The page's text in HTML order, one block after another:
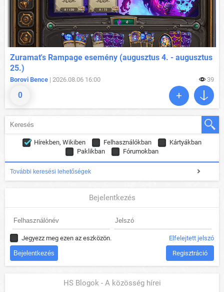
0
Zuramat's Rampage esemény (augusztus 4. - augusztus
25.)
Borovi Bence | 2026.08.06 16:00 39
Hírekben, Wikiben Felhasználókban
Kártyákban
Paklikban
Fórumokban
További keresési lehetőségek
Bejelentkezés
Jegyezz meg ezen az eszközön. Elfelejtett jelszó
Regisztráció
HS Blogok - A közösség hírei